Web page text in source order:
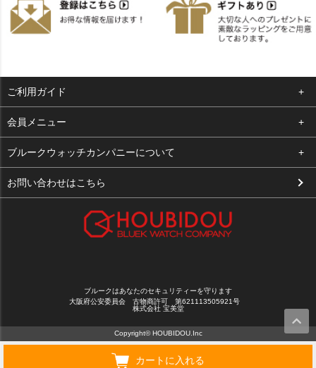
カートに入れる
ご利用ガイド
よくある質問
支払い・送料
お客様の声
会員メニュー
ログイン
お気に入り
ブルークウォッチカンパニーについて
会社概要
お問い合わせはこちら
ブルークはあなたのセキュリティーを守ります
大阪府公安委員会 古物商許可 第621113505921号
株式会社 宝美堂
Copyright© HOUBIDOU.Inc